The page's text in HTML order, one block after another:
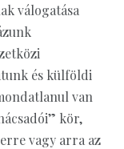
válogatása
és külföldi
van
kör,
vagy arra az